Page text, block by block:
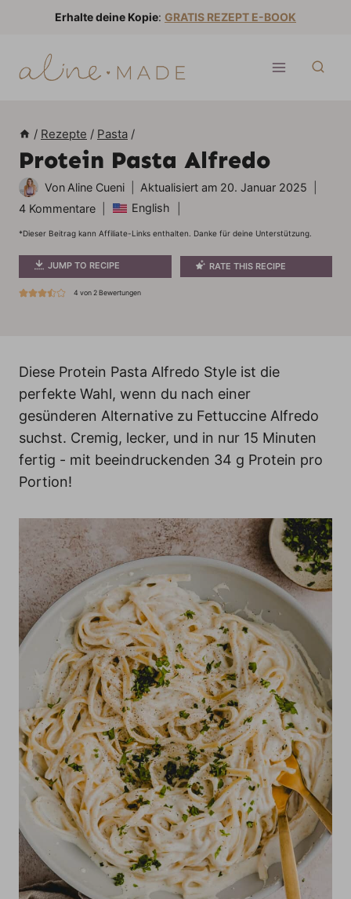
Erhalte deine Kopie: GRATIS REZEPT E-BOOK
/ Rezepte / Pasta /
Protein Pasta Alfredo
Von Aline Cueni Aktualisiert am 20. Januar 2025
4 Kommentare
English
*Dieser Beitrag kann Affiliate-Links enthalten. Danke für deine Unterstützung.
JUMP TO RECIPE RATE THIS RECIPE
4 von2Bewertungen
Diese Protein Pasta Alfredo Style ist die
perfekte Wahl, wenn du nach einer
gesünderen Alternative zu Fettuccine Alfredo
suchst. Cremig, lecker, und in nur 15 Minuten
fertig - mit beeindruckenden 34 g Protein pro
Portion!